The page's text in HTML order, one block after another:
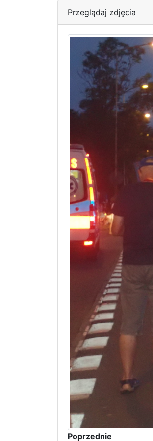
Przeglądaj zdjęcia
Poprzednie